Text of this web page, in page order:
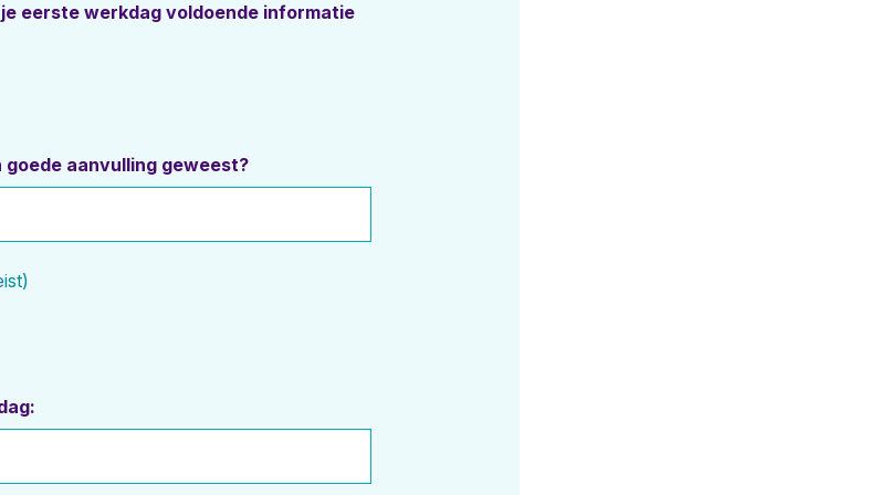
eerste werkdag voldoende informatie
aanvulling geweest?